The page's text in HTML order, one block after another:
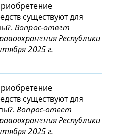
существуют для
Вопрос-ответ
Республики
2025 г.
существуют для
Вопрос-ответ
Республики
2025 г.